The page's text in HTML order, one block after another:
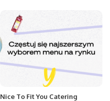
Nice To Fit You Catering